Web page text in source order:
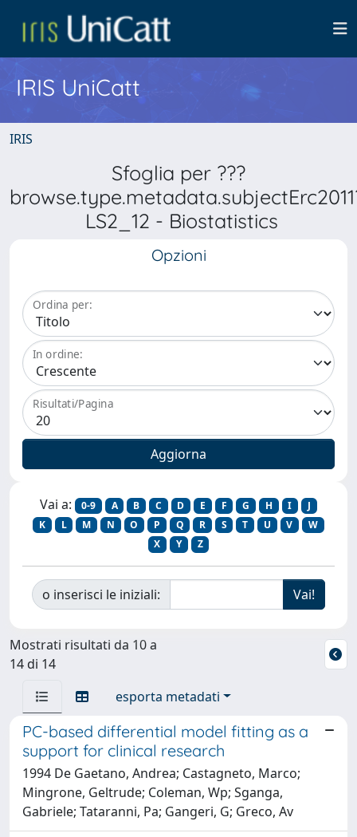
IRIS UniCatt
IRIS
Sfoglia per ???
LS2_12 - Biostatistics
Opzioni
Ordina per:
In ordine:
Risultati/Pagina
Vai a: 0-9 A B C D E F G H I
J
K
L M N O P Q R S T U V
W
X
Y Z
o inserisci le iniziali:
Mostrati risultati da 10 a
14 di 14
esporta metadati
PC-based differential model fitting as a
support for clinical research
1994 De Gaetano, Andrea; Castagneto, Marco;
Mingrone, Geltrude; Coleman, Wp; Sganga,
Gabriele; Tataranni, Pa; Gangeri, G; Greco, Av